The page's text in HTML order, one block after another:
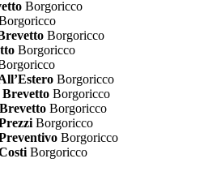
Borgoricco
Borgoricco
Borgoricco
Borgoricco
Brevetto Borgoricco
Borgoricco
Borgoricco
Borgoricco
Borgoricco